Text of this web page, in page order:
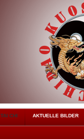
TAI CHI AKTUELLE BILDER